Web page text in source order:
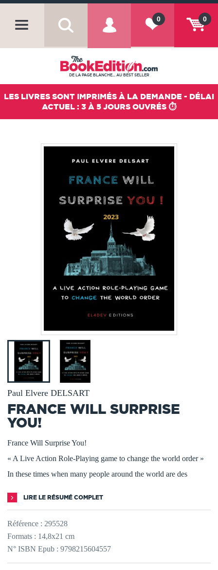
0
0
DE LA PAGE BLANCHE... AU BEST SELLER
LES LIVRES SONT IMPRIMÉS À LA DEMANDE - DÉLAI
ACTUEL : 3 À 5 JOURS OUVRÉS ⏱️
Paul Elvere DELSART
FRANCE WILL SURPRISE
YOU!
France Will Surprise You!
« A Live Action Role-Playing game to change the world order »
In these times when many people around the world are des
LIRE LE RÉSUMÉ COMPLET
Référence : 295528
Formats : 14,8x21 cm
N° ISBN Epub : 9798215604557